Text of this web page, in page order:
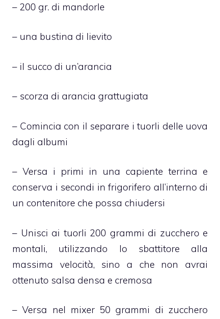
– 200 gr. di mandorle
– una bustina di lievito
– il succo di un’arancia
– scorza di arancia grattugiata
– Comincia con il separare i tuorli delle uova
dagli albumi
– Versa i primi in una capiente terrina e
conserva i secondi in frigorifero all’interno di
un contenitore che possa chiudersi
– Unisci ai tuorli 200 grammi di zucchero e
montali, utilizzando lo sbattitore alla
massima velocità, sino a che non avrai
ottenuto salsa densa e cremosa
– Versa nel mixer 50 grammi di zucchero